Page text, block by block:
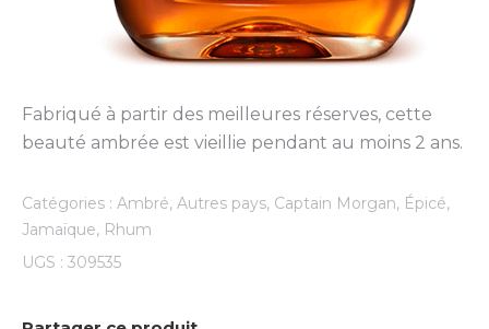
Fabriqué à partir des meilleures réserves, cette
beauté ambrée est vieillie pendant au moins 2 ans.
Catégories : Ambré, Autres pays, Captain Morgan, Épicé,
Jamaïque, Rhum
UGS : 309535